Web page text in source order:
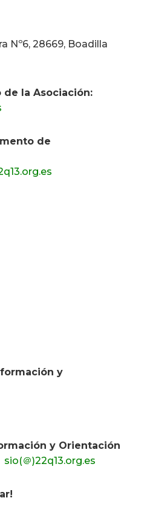
Nº6, 28669, Boadilla
la Asociación:
de
y
y Orientación
sio(＠)22q13.org.es